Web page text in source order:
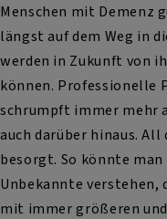
Menschen mit Demenz
längst auf dem Weg in
werden in Zukunft von
können. Professionelle
schrumpft immer mehr
auch darüber hinaus.
besorgt. So könnte
Unbekannte verstehen,
mit immer größeren